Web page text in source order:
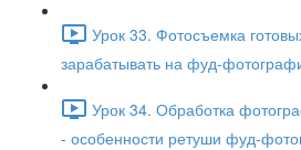
Урок 33. Фотосъемка
зарабатывать на фуд-
Урок 34. Обработка
- особенности ретуши фуд-